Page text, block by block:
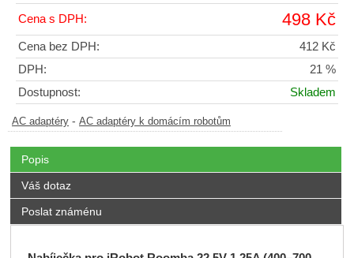
Cena s DPH: 498 Kč
Cena bez DPH:
412 Kč
DPH:
21 %
Dostupnost:
Skladem
AC adaptéry - AC adaptéry k domácím robotům
Popis
Váš dotaz
Poslat známénu